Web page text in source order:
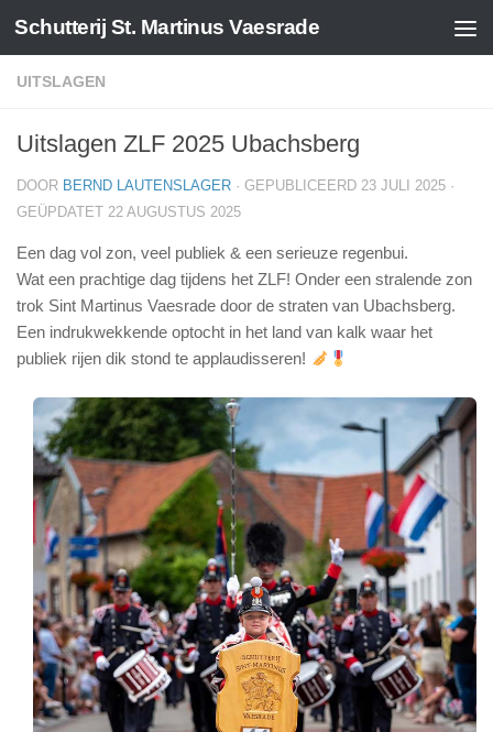
Doorgaan naar inhoud
Schutterij St. Martinus Vaesrade
UITSLAGEN
Uitslagen ZLF 2025 Ubachsberg
DOOR BERND LAUTENSLAGER · GEPUBLICEERD 23 JULI 2025 ·
GEÜPDATET 22 AUGUSTUS 2025
Een dag vol zon, veel publiek & een serieuze regenbui.
Wat een prachtige dag tijdens het ZLF! Onder een stralende zon
trok Sint Martinus Vaesrade door de straten van Ubachsberg.
Een indrukwekkende optocht in het land van kalk waar het
publiek rijen dik stond te applaudisseren!